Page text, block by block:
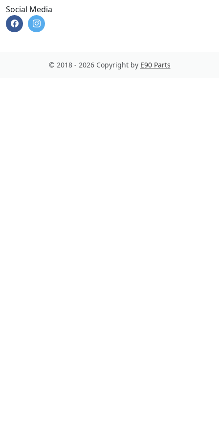
Social Media
© 2018 - 2026 Copyright by E90 Parts